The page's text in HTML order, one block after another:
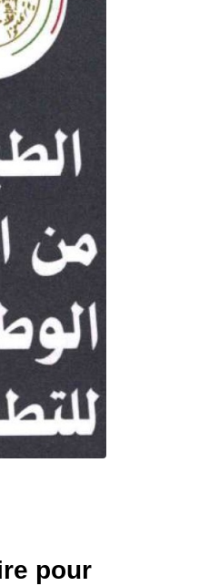
pour